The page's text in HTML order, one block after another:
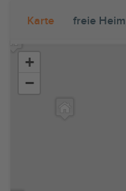
Karte freie
+
−